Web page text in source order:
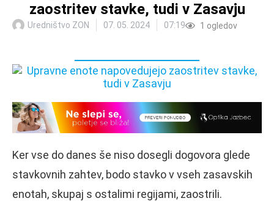
zaostritev stavke, tudi v Zasavju
Uredništvo ZON 07. 05. 2024 07:19 1 ogledov
Ker vse do danes še niso dosegli dogovora glede
stavkovnih zahtev, bodo stavko v vseh zasavskih
enotah, skupaj s ostalimi regijami, zaostrili.